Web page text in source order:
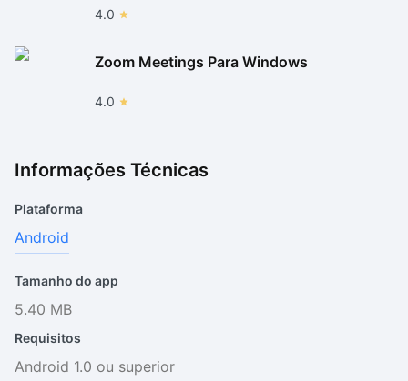
4.0
Zoom Meetings Para Windows
4.0
Informações Técnicas
Plataforma
Android
Tamanho do app
5.40 MB
Requisitos
Android 1.0 ou superior